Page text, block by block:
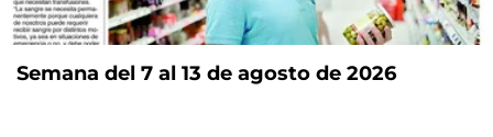
Semana del 7 al 13 de agosto de 2026